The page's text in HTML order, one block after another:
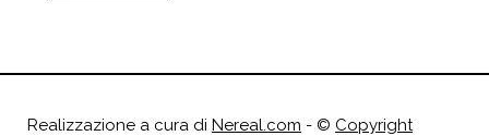
Realizzazione a cura di Nereal.com - © Copyright